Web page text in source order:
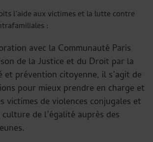
l’aide aux victimes et la lutte contre
:
avec la Communauté Paris
de la Justice et du Droit par la
et prévention citoyenne, il s’agit de
pour mieux prendre en charge et
victimes de violences conjugales et
de l’égalité auprès des